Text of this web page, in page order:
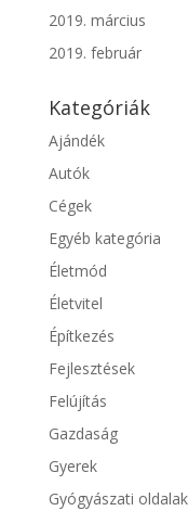
2019. március
2019. február
Kategóriák
Ajándék
Autók
Cégek
Egyéb kategória
Életmód
Életvitel
Építkezés
Fejlesztések
Felújítás
Gazdaság
Gyerek
Gyógyászati oldalak